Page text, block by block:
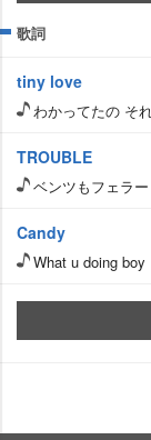
歌詞
tiny love
わかってたの そ
TROUBLE
ベンツもフェラー
Candy
What u doing boy